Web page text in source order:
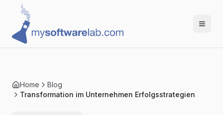
Home
Blog
Transformation im Unternehmen Erfolgsstrategien